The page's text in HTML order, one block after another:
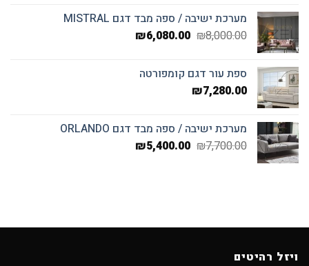
₪7,400.00.
₪5,200.00.מערכת ישיבה / ספה מבד דגם MISTRAL
₪8,000.00
המחיר
₪8,000.00.
₪6,080.00
המחיר
ספת עור דגם קומפורטה
₪7,280.00
מערכת ישיבה / ספה מבד דגם ORLANDO
₪7,700.00
המחיר
₪5,400.00
המחיר
ויזל רהיטים